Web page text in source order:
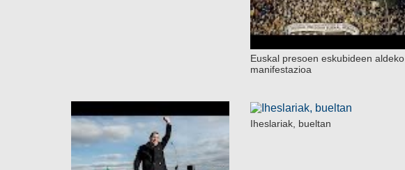
Euskal presoen eskubideen aldeko
manifestazioa
Iheslariak, bueltan